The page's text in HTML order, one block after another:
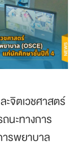
จิตเวชศาสตร์
นะทางการ
รพยาบาล